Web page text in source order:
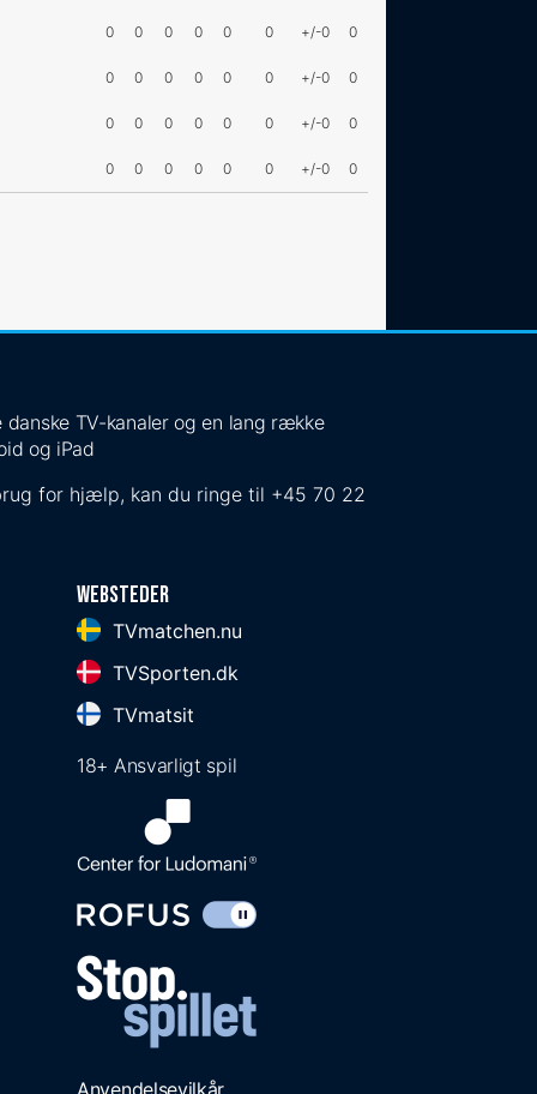
0 0 0 0 0 0 +/-0 0
0 0 0 0 0 0 +/-0 0
0 0 0 0 0 0 +/-0 0
0 0 0 0 0 0 +/-0 0
TV-kanaler og en lang række
og iPad
for hjælp, kan du ringe til +45 70 22
Websteder
TVmatchen.nu
TVSporten.dk
TVmatsit
18+ Ansvarligt spil